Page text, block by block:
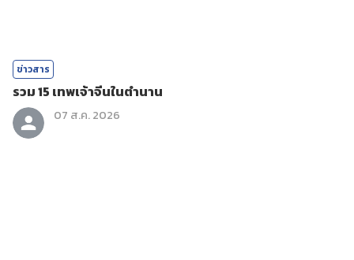
ข่าวสาร
รวม 15 เทพเจ้าจีนในตำนาน
07 ส.ค. 2026